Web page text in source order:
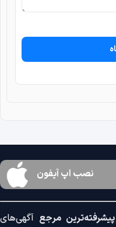
نصب اپ آیفون
مرجع آگهی‌های